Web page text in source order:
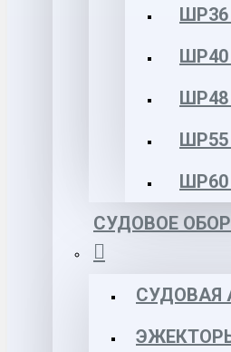
СУДОВОЕ
СУДОВАЯ